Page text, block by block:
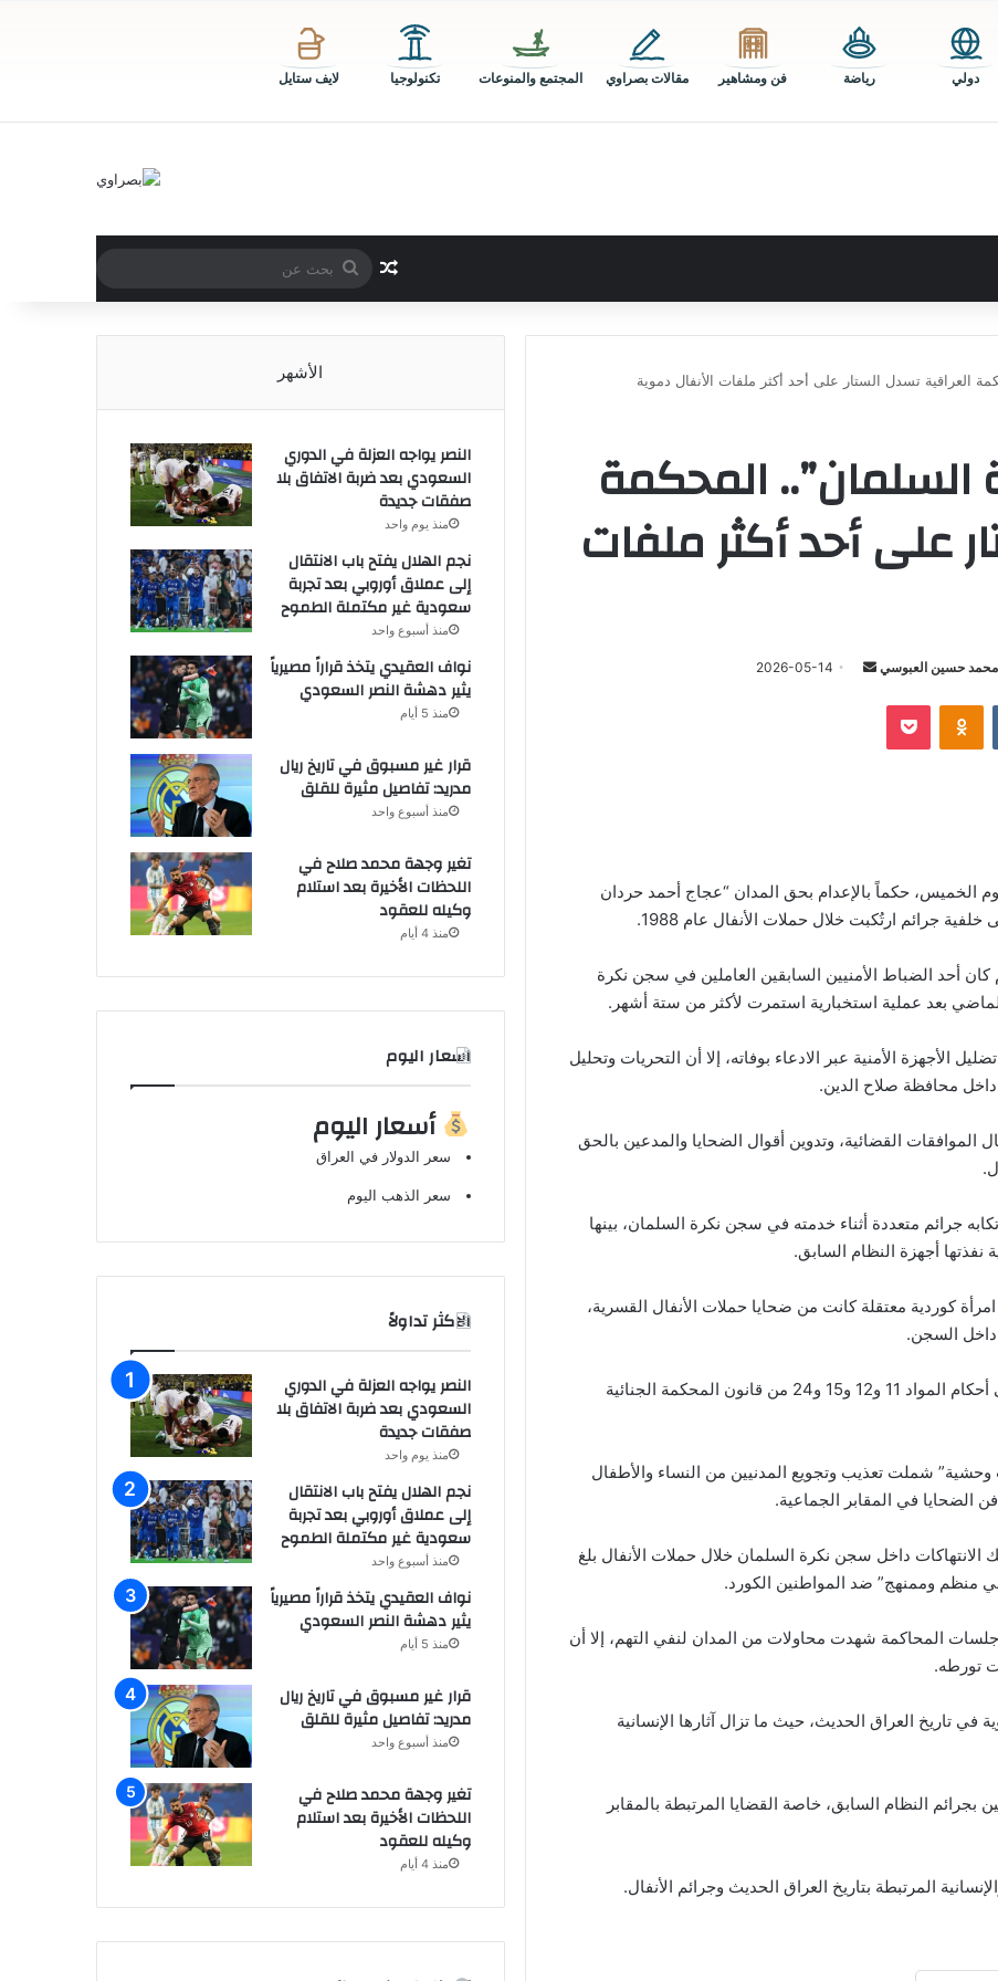
دولي رياضة فن ومشاهير مقالات بصراوي المجتمع والمنوعات تكنولوجيا لايف ستايل
مقال عشوائي
بحث
عن
العراقية تسدل الستار على أحد أكثر ملفات الأنفال دموية
السلمان”.. المحكمة
على أحد أكثر ملفات
محمد حسين العبوسي
أرسل 2026-05-14
Odnoklassniki
‫Pocket
الخميس، حكماً بالإعدام بحق المدان “عجاج أحمد حردان
جرائم ارتُكبت خلال حملات الأنفال عام 1988.
أحد الضباط الأمنيين السابقين العاملين في سجن نكرة
بعد عملية استخبارية استمرت لأكثر من ستة أشهر.
الأجهزة الأمنية عبر الادعاء بوفاته، إلا أن التحريات وتحليل
داخل محافظة صلاح الدين.
الموافقات القضائية، وتدوين أقوال الضحايا والمدعين بالحق
جرائم متعددة أثناء خدمته في سجن نكرة السلمان، بينها
أجهزة النظام السابق.
كوردية معتقلة كانت من ضحايا حملات الأنفال القسرية،
داخل السجن.
وأكد مجلس القضاء الأعلى أن الحكم صدر استناداً إلى أحكام المواد 11 و12 و15 و24 من قانون المحكمة الجنائية
شملت تعذيب وتجويع المدنيين من النساء والأطفال
الضحايا في المقابر الجماعية.
الانتهاكات داخل سجن نكرة السلمان خلال حملات الأنفال بلغ
المحاكمة شهدت محاولات من المدان لنفي التهم، إلا أن
تورطه.
في تاريخ العراق الحديث، حيث ما تزال آثارها الإنسانية
بجرائم النظام السابق، خاصة القضايا المرتبطة بالمقابر
المرتبطة بتاريخ العراق الحديث وجرائم الأنفال.
الأشهر
النصر يواجه العزلة في الدوري
السعودي بعد ضربة الاتفاق بلا
صفقات جديدة
منذ يوم واحد
نجم الهلال يفتح باب الانتقال
إلى عملاق أوروبي بعد تجربة
سعودية غير مكتملة الطموح
منذ أسبوع واحد
نواف العقيدي يتخذ قراراً مصيرياً
يثير دهشة النصر السعودي
منذ 5 أيام
قرار غير مسبوق في تاريخ ريال
مدريد: تفاصيل مثيرة للقلق
منذ أسبوع واحد
تغير وجهة محمد صلاح في
اللحظات الأخيرة بعد استلام
وكيله للعقود
منذ 4 أيام
اسعار اليوم
أسعار اليوم
سعر الدولار في العراق
سعر الذهب اليوم
الاكثر تداولاً
النصر يواجه العزلة في الدوري
السعودي بعد ضربة الاتفاق بلا
صفقات جديدة
منذ يوم واحد
نجم الهلال يفتح باب الانتقال
إلى عملاق أوروبي بعد تجربة
سعودية غير مكتملة الطموح
منذ أسبوع واحد
نواف العقيدي يتخذ قراراً مصيرياً
يثير دهشة النصر السعودي
منذ 5 أيام
قرار غير مسبوق في تاريخ ريال
مدريد: تفاصيل مثيرة للقلق
منذ أسبوع واحد
تغير وجهة محمد صلاح في
اللحظات الأخيرة بعد استلام
وكيله للعقود
منذ 4 أيام